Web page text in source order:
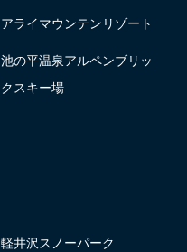
アライマウンテンリゾート
池の平温泉アルペンブリッ
クスキー場
軽井沢スノーパーク